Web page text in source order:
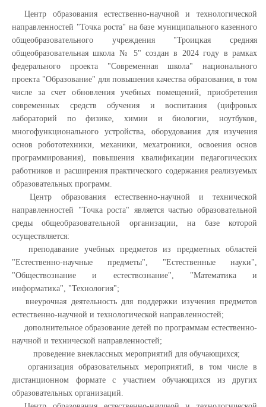
Центр образования естественно-научной и технологической
направленностей "Точка роста" на базе муниципального казенного
общеобразовательного учреждения "Троицкая средняя
общеобразовательная школа № 5" создан в 2024 году в рамках
федерального проекта "Современная школа" национального
проекта "Образование" для повышения качества образования, в том
числе за счет обновления учебных помещений, приобретения
современных средств обучения и воспитания (цифровых
лабораторий по физике, химии и биологии, ноутбуков,
многофункционального устройства, оборудования для изучения
основ робототехники, механики, мехатроники, освоения основ
программирования), повышения квалификации педагогических
работников и расширения практического содержания реализуемых
образовательных программ.
Центр образования естественно-научной и технической
направленностей "Точка роста" является частью образовательной
среды общеобразовательной организации, на базе которой
осуществляется:
преподавание учебных предметов из предметных областей
"Естественно-научные предметы", "Естественные науки",
"Обществознание и естествознание", "Математика и
информатика", "Технология";
внеурочная деятельность для поддержки изучения предметов
естественно-научной и технологической направленностей;
дополнительное образование детей по программам естественно-
научной и технической направленностей;
проведение внеклассных мероприятий для обучающихся;
организация образовательных мероприятий, в том числе в
дистанционном формате с участием обучающихся из других
образовательных организаций.